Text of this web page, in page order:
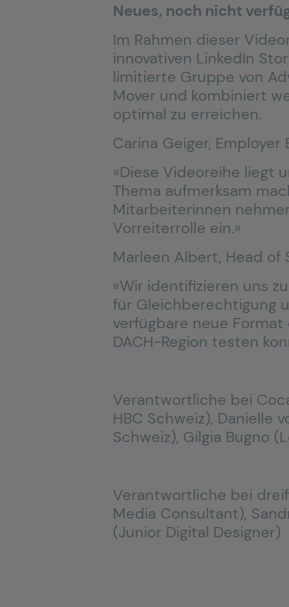
Neues, noch nicht
Im Rahmen dieser
innovativen LinkedIn
limitierte Gruppe von
Mover und kombiniert
optimal zu erreichen.
Carina Geiger,
«Diese Videoreihe liegt
Thema aufmerksam
Mitarbeiterinnen
Vorreiterrolle ein.»
Marleen Albert, Head of
«Wir identifizieren uns
für Gleichberechtigung
verfügbare neue
DACH-Region testen
Verantwortliche bei
HBC Schweiz), Danielle
Schweiz), Gilgia Bugno
Verantwortliche bei
Media Consultant),
(Junior Digital Designer)